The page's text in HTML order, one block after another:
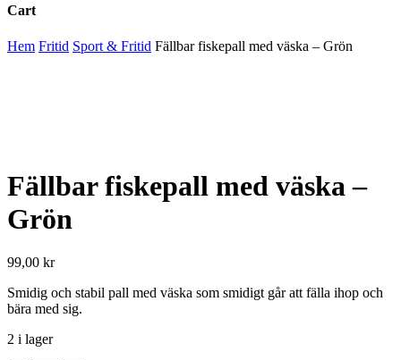
Cart
Close
Hem Fritid Sport & Fritid Fällbar fiskepall med väska – Grön
Fällbar fiskepall med väska –
Grön
99,00 kr
Smidig och stabil pall med väska som smidigt går att fälla ihop och
bära med sig.
2 i lager